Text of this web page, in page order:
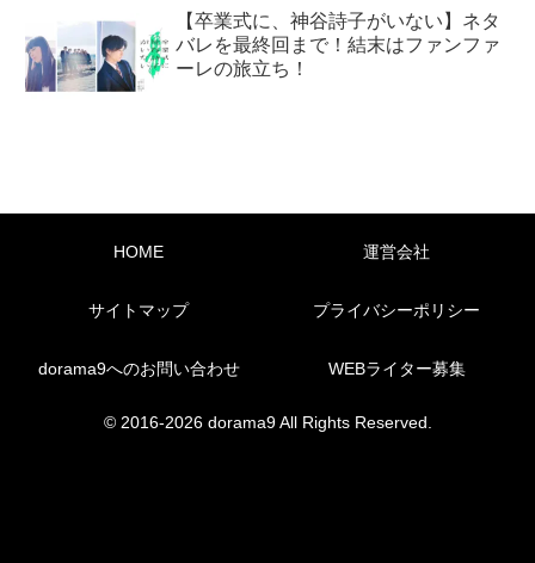
【卒業式に、神谷詩子がいない】ネタ
バレを最終回まで！結末はファンファ
ーレの旅立ち！
HOME 運営会社
サイトマップ プライバシーポリシー
dorama9へのお問い合わせ WEBライター募集
© 2016-2026 dorama9 All Rights Reserved.